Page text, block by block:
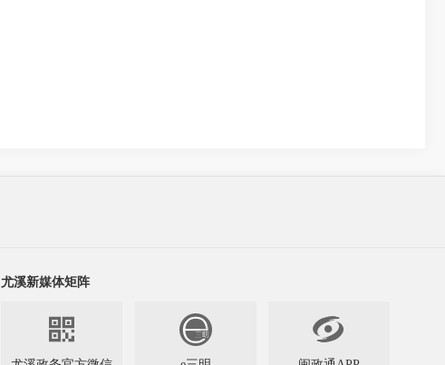
尤溪新媒体矩阵
 